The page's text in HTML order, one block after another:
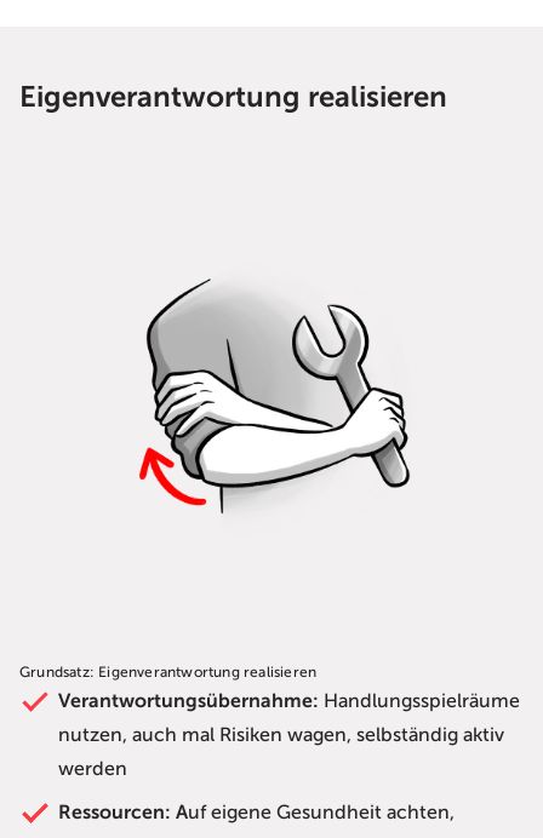
Eigenverantwortung realisieren
Grundsatz: Eigenverantwortung realisieren
Verantwortungsübernahme: Handlungsspielräume
nutzen, auch mal Risiken wagen, selbständig aktiv
werden
Ressourcen: Auf eigene Gesundheit achten,